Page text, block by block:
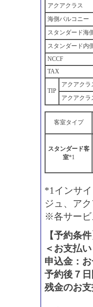
アクアクラス
海側バルコニー
スタンダード海
スタンダード内
NCCF
TAX
TIP
アクアクラ
アクアクラ
客室タイプ
スタンダード客
室*1
*1インサ
ジュ、ア
※各サービ
【予約条件
＜お支払い
申込金：
予約後７
残金のお